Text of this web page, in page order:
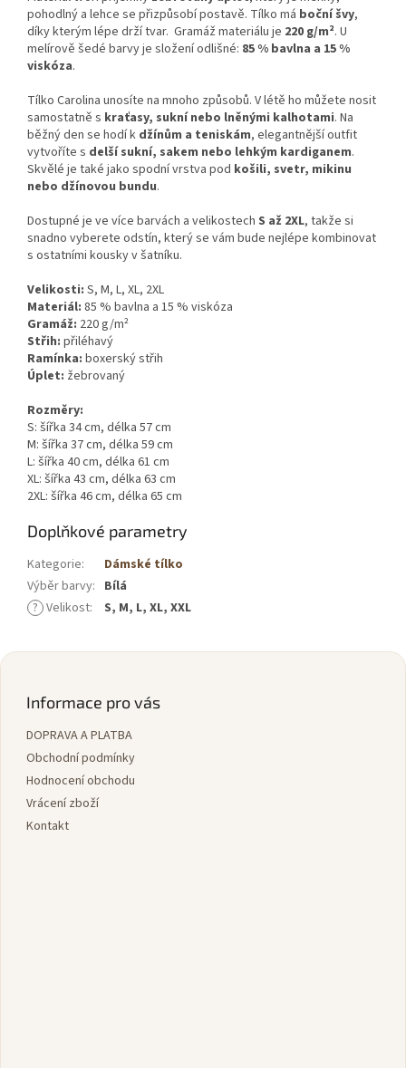
pohodlný a lehce se přizpůsobí postavě. Tílko má boční švy,
díky kterým lépe drží tvar. Gramáž materiálu je 220 g/m². U
melírově šedé barvy je složení odlišné: 85 % bavlna a 15 %
viskóza.
Tílko Carolina unosíte na mnoho způsobů. V létě ho můžete nosit
samostatně s kraťasy, sukní nebo lněnými kalhotami. Na
běžný den se hodí k džínům a teniskám, elegantnější outfit
vytvoříte s delší sukní, sakem nebo lehkým kardiganem.
Skvělé je také jako spodní vrstva pod košili, svetr, mikinu
nebo džínovou bundu.
Dostupné je ve více barvách a velikostech S až 2XL, takže si
snadno vyberete odstín, který se vám bude nejlépe kombinovat
s ostatními kousky v šatníku.
Velikosti: S, M, L, XL, 2XL
Materiál: 85 % bavlna a 15 % viskóza
Gramáž: 220 g/m²
Střih: přiléhavý
Ramínka: boxerský střih
Úplet: žebrovaný
Rozměry:
S: šířka 34 cm, délka 57 cm
M: šířka 37 cm, délka 59 cm
L: šířka 40 cm, délka 61 cm
XL: šířka 43 cm, délka 63 cm
2XL: šířka 46 cm, délka 65 cm
Doplňkové parametry
Kategorie:
Dámské tílko
Výběr barvy: Bílá
? Velikost: S, M, L, XL, XXL
Z
Informace pro vás
DOPRAVA A PLATBA
Obchodní podmínky
Hodnocení obchodu
Vrácení zboží
Kontakt